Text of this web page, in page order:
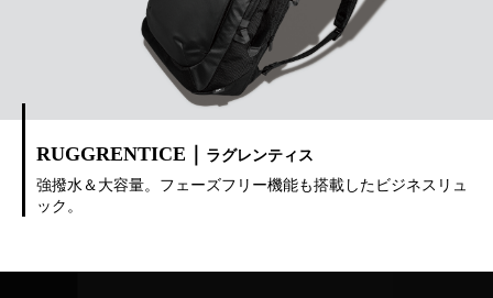
RUGGRENTICE｜
ラグレンティス
強撥水＆大容量。フェーズフリー機能も搭載したビジネスリュ
ック。